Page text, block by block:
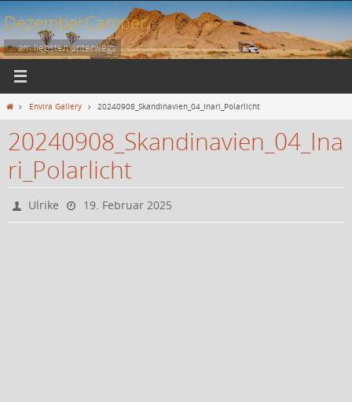
Zum
Inhalt
springen
DezemberCamper
... am liebsten unterwegs
StartEnvira Gallery 20240908_Skandinavien_04_Inari_Polarlicht
20240908_Skandinavien_04_Ina
ri_Polarlicht
Ulrike 19. Februar 2025